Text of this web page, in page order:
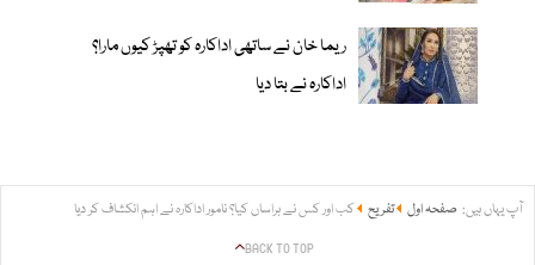
ریما خان نے ساتھی اداکارہ کو تھپڑ کیوں مارا؟
اداکارہ نے بتا دیا
آپ یہاں ہیں: صفحہ اول تفریح کب اور کس نے ہراساں کیا؟ نامور اداکارہ نے اہم انکشاف کر دیا
BACK TO TOP